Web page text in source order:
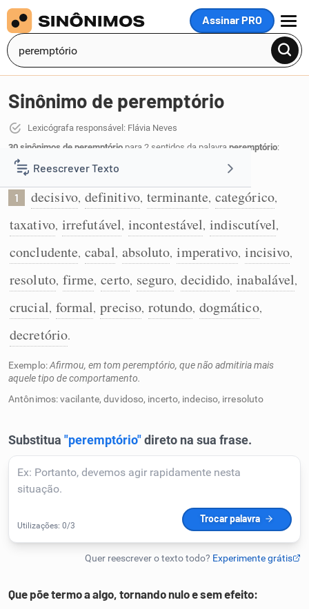
Assinar PRO
MENU
Reescrever Texto
Resumir Texto
Corrigir Texto
Detector de IA
Cata-letras
Conexões
Caça-palavras
Sinônimos
Sinônimo de peremptório
Lexicógrafa responsável: Flávia Neves
30 sinônimos de peremptório para 2 sentidos da palavra peremptório:
Que é decisivo e definitivo:
1 decisivo, definitivo, terminante, categórico,
taxativo, irrefutável, incontestável, indiscutível,
concludente, cabal, absoluto, imperativo, incisivo,
resoluto, firme, certo, seguro, decidido, inabalável,
crucial, formal, preciso, rotundo, dogmático,
decretório.
Exemplo:Afirmou, em tom peremptório, que não admitiria mais
aquele tipo de comportamento.
Antônimos: vacilante, duvidoso, incerto, indeciso, irresoluto
Que põe termo a algo, tornando nulo e sem efeito: